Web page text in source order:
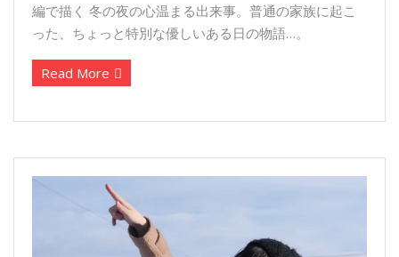
編で描く 冬の夜の心温まる出来事。普通の家族に起こ
った、ちょっと特別な優しいある日の物語…。
Read More